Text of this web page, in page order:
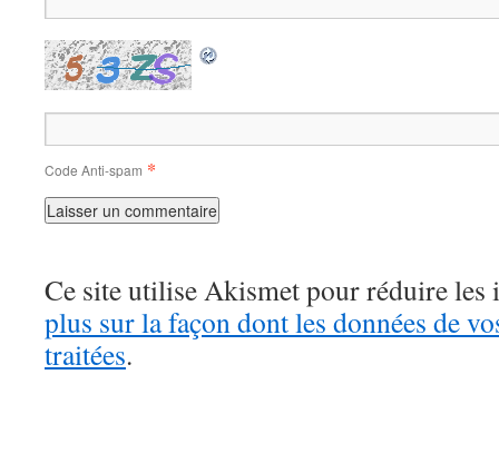
Code Anti-spam *
Ce site utilise Akismet pour réduire les
plus sur la façon dont les données de
traitées.